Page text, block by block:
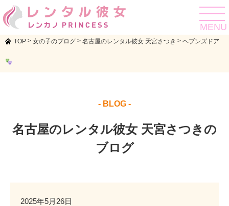
toggle
MENU
TOP > 女の子のブログ > 名古屋のレンタル彼女 天宮さつき > ヘブンズドア
- BLOG -
名古屋のレンタル彼女 天宮さつきの
ブログ
2025年5月26日